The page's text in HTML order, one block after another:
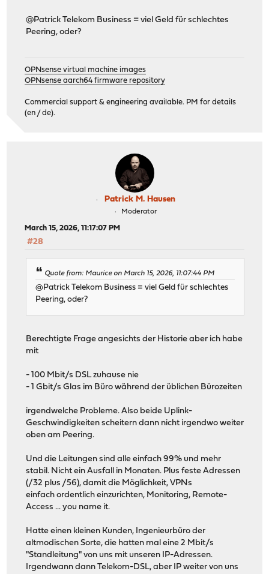
@Patrick Telekom Business = viel Geld für schlechtes
Peering, oder?
OPNsense virtual machine images
OPNsense aarch64 firmware repository
Commercial support & engineering available. PM for details
(en / de).
Patrick M. Hausen
Moderator
March 15, 2026, 11:17:07 PM
#28
Quote from: Maurice on March 15, 2026, 11:07:44 PM
@Patrick Telekom Business = viel Geld für schlechtes
Peering, oder?
Berechtigte Frage angesichts der Historie aber ich habe
mit
- 100 Mbit/s DSL zuhause nie
- 1 Gbit/s Glas im Büro während der üblichen Bürozeiten
irgendwelche Probleme. Also beide Uplink-
Geschwindigkeiten scheitern dann nicht irgendwo weiter
oben am Peering.
Und die Leitungen sind alle einfach 99% und mehr
stabil. Nicht ein Ausfall in Monaten. Plus feste Adressen
(/32 plus /56), damit die Möglichkeit, VPNs
einfach ordentlich einzurichten, Monitoring, Remote-
Access ... you name it.
Hatte einen kleinen Kunden, Ingenieurbüro der
altmodischen Sorte, die hatten mal eine 2 Mbit/s
"Standleitung" von uns mit unseren IP-Adressen.
Irgendwann dann Telekom-DSL, aber IP weiter von uns